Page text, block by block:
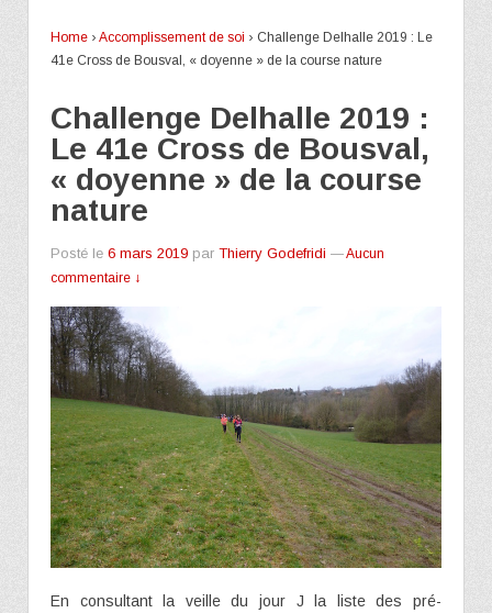
Home › Accomplissement de soi › Challenge Delhalle 2019 : Le
41e Cross de Bousval, « doyenne » de la course nature
Challenge Delhalle 2019 :
Le 41e Cross de Bousval,
« doyenne » de la course
nature
Posté le 6 mars 2019 par Thierry Godefridi —Aucun
commentaire ↓
En consultant la veille du jour J la liste des pré-